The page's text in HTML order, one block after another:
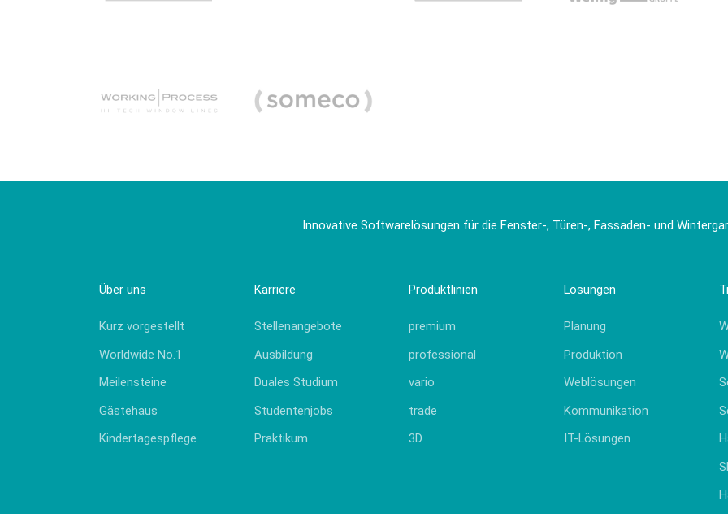
Innovative Softwarelösungen für die Fenster-, Türen-, Fassaden- und
Über uns
Kurz vorgestellt
Worldwide No.1
Meilensteine
Gästehaus
Kindertagespflege
Karriere
Stellenangebote
Ausbildung
Duales Studium
Studentenjobs
Praktikum
Produktlinien
premium
professional
vario
trade
3D
Lösungen
Planung
Produktion
Weblösungen
Kommunikation
IT-Lösungen